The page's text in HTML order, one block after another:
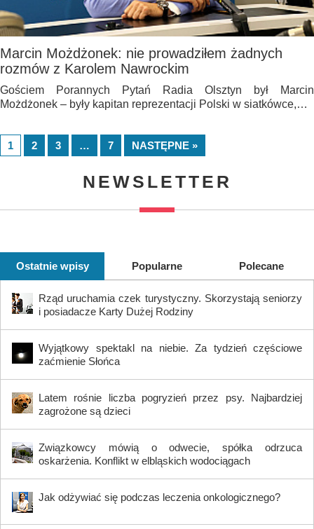
Marcin Możdżonek: nie prowadziłem żadnych
rozmów z Karolem Nawrockim
Gościem Porannych Pytań Radia Olsztyn był Marcin
Możdżonek – były kapitan reprezentacji Polski w siatkówce,…
1 2 3 … 7 NASTĘPNE »
NEWSLETTER
Ostatnie wpisy Popularne Polecane
Rząd uruchamia czek turystyczny. Skorzystają seniorzy
i posiadacze Karty Dużej Rodziny
Wyjątkowy spektakl na niebie. Za tydzień częściowe
zaćmienie Słońca
Latem rośnie liczba pogryzień przez psy. Najbardziej
zagrożone są dzieci
Związkowcy mówią o odwecie, spółka odrzuca
oskarżenia. Konflikt w elbląskich wodociągach
Jak odżywiać się podczas leczenia onkologicznego?